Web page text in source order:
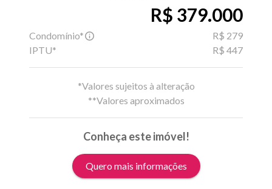
R$ 379.000
Condomínio*
R$ 279
IPTU*
R$ 447
*Valores sujeitos à alteração
**Valores aproximados
Conheça este imóvel!
Quero mais informações